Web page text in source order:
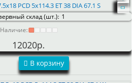
PCD 5x114.3 ET 38 DIA 67.1 S
склад (шт.): 1
Наличие:
12020р.
В корзину